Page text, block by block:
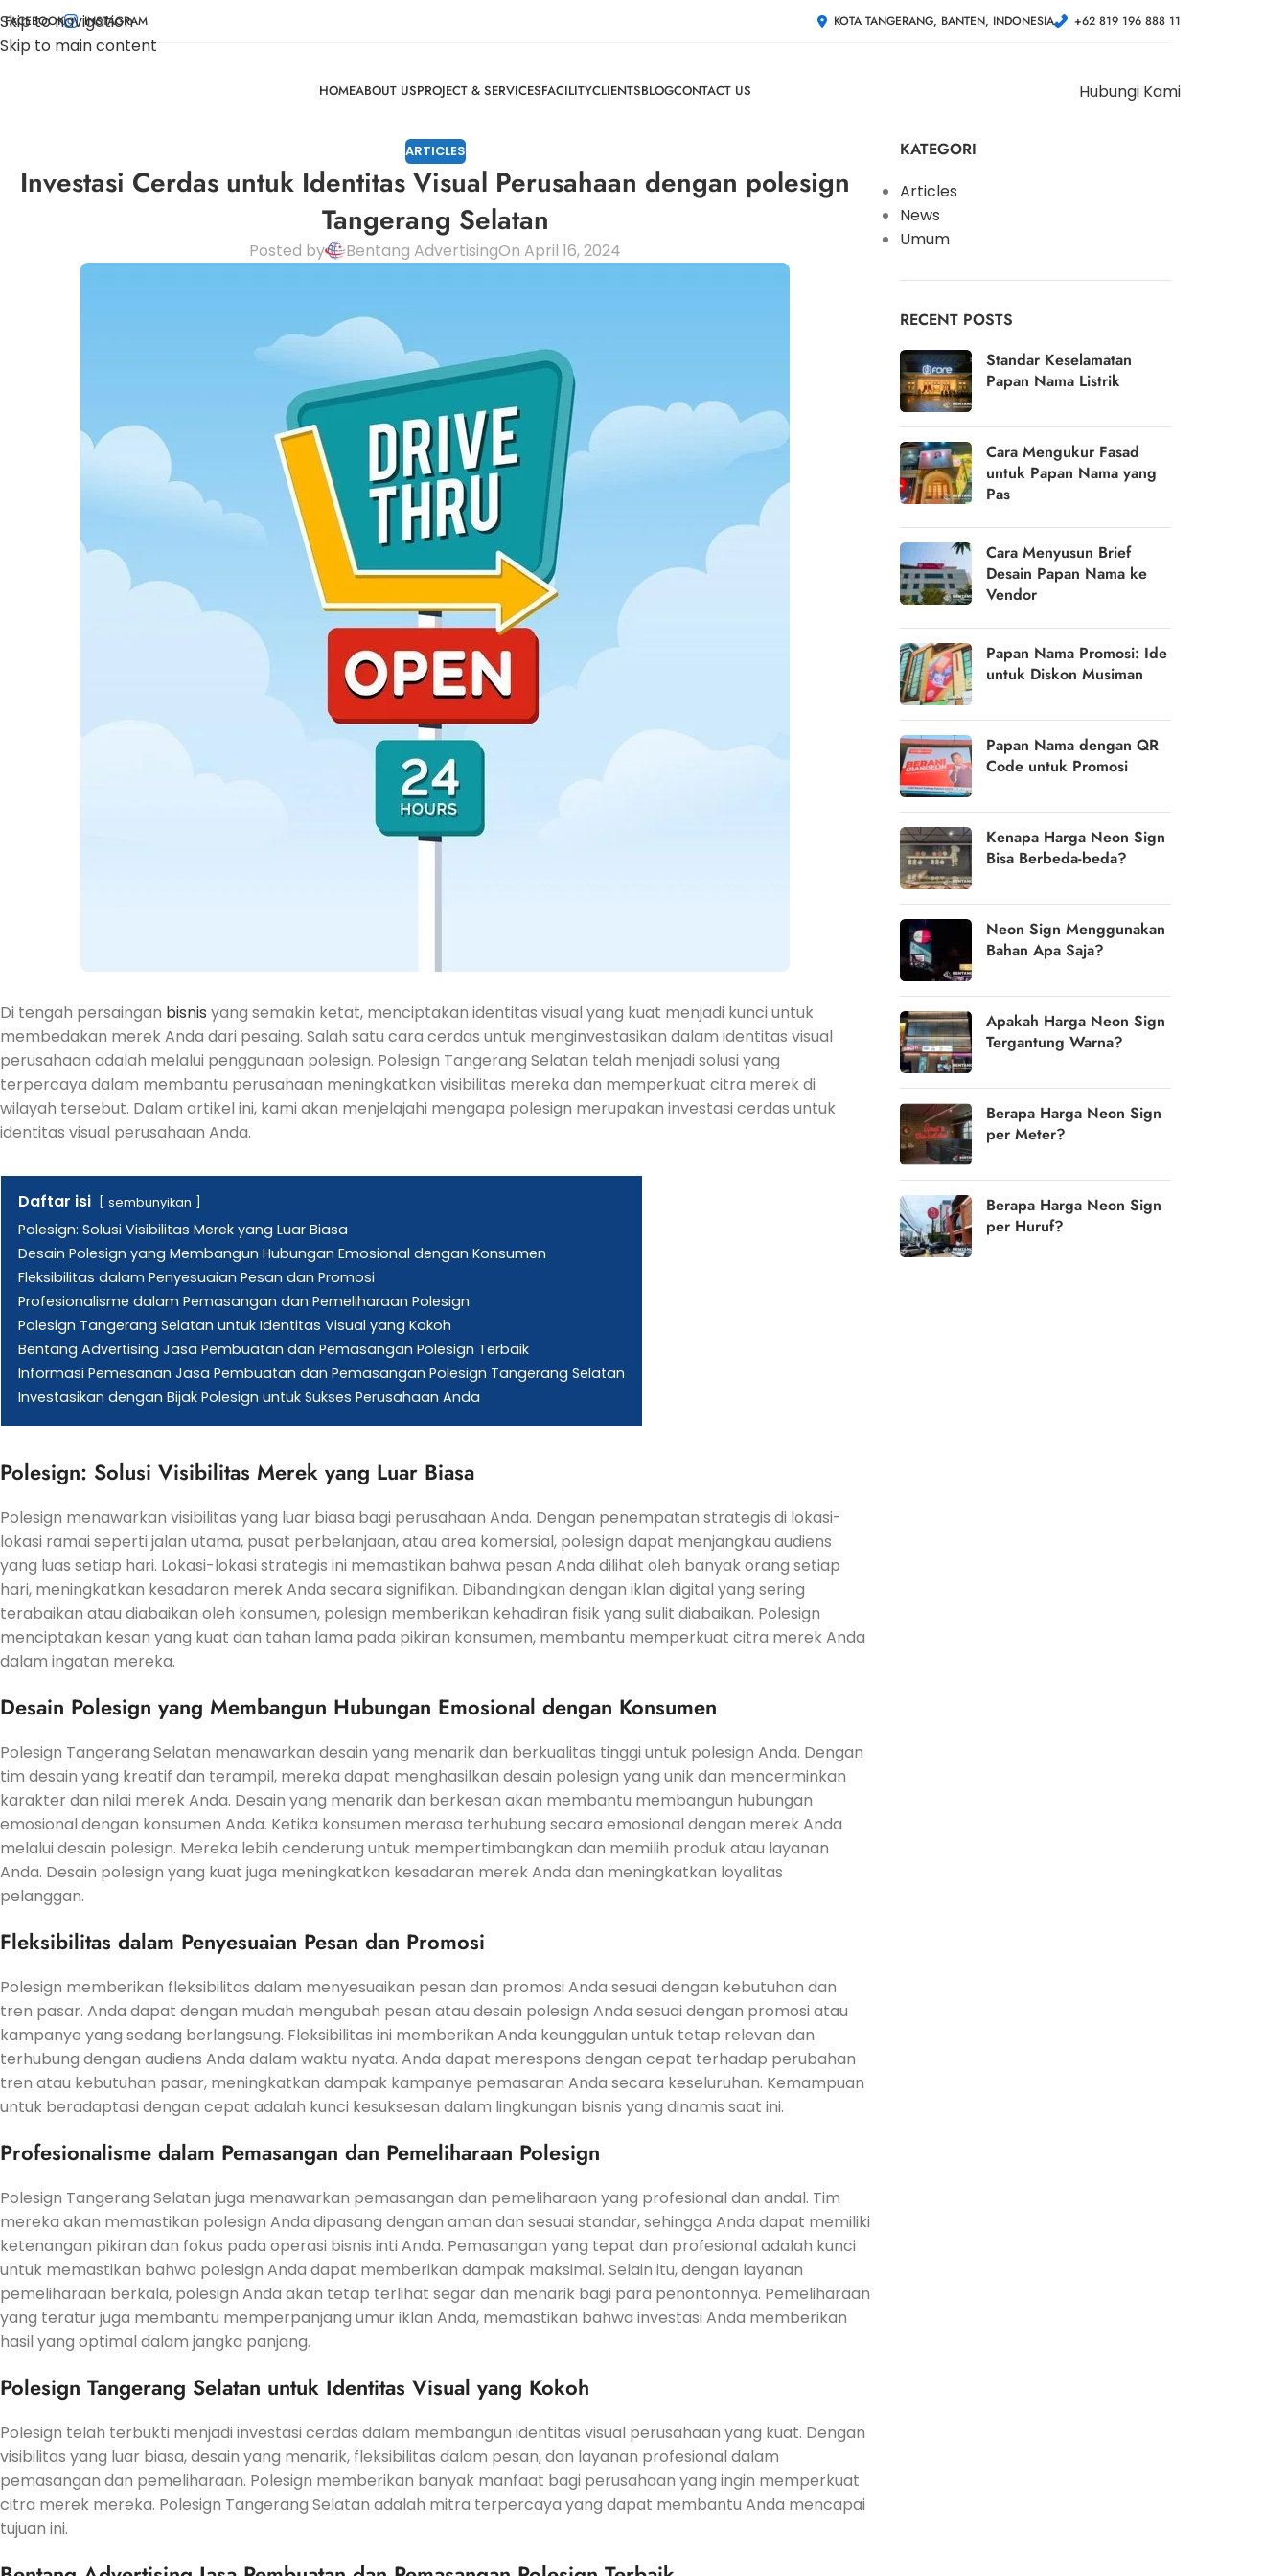
Skip to navigation
Skip to main content
FACEBOOK INSTAGRAM KOTA TANGERANG, BANTEN, INDONESIA +62 819 196 888 11
HOMEABOUT USPROJECT & SERVICESFACILITYCLIENTSBLOGCONTACT US Hubungi Kami
ARTICLES
Investasi Cerdas untuk Identitas Visual Perusahaan dengan polesign
Tangerang Selatan
Posted by Bentang AdvertisingOn April 16, 2024
Di tengah persaingan bisnis yang semakin ketat, menciptakan identitas visual yang kuat menjadi kunci untuk
membedakan merek Anda dari pesaing. Salah satu cara cerdas untuk menginvestasikan dalam identitas visual
perusahaan adalah melalui penggunaan polesign. Polesign Tangerang Selatan telah menjadi solusi yang
terpercaya dalam membantu perusahaan meningkatkan visibilitas mereka dan memperkuat citra merek di
wilayah tersebut. Dalam artikel ini, kami akan menjelajahi mengapa polesign merupakan investasi cerdas untuk
identitas visual perusahaan Anda.
Daftar isi sembunyikan
Polesign: Solusi Visibilitas Merek yang Luar Biasa
Desain Polesign yang Membangun Hubungan Emosional dengan Konsumen
Fleksibilitas dalam Penyesuaian Pesan dan Promosi
Profesionalisme dalam Pemasangan dan Pemeliharaan Polesign
Polesign Tangerang Selatan untuk Identitas Visual yang Kokoh
Bentang Advertising Jasa Pembuatan dan Pemasangan Polesign Terbaik
Informasi Pemesanan Jasa Pembuatan dan Pemasangan Polesign Tangerang Selatan
Investasikan dengan Bijak Polesign untuk Sukses Perusahaan Anda
Polesign: Solusi Visibilitas Merek yang Luar Biasa
Polesign menawarkan visibilitas yang luar biasa bagi perusahaan Anda. Dengan penempatan strategis di lokasi-
lokasi ramai seperti jalan utama, pusat perbelanjaan, atau area komersial, polesign dapat menjangkau audiens
yang luas setiap hari. Lokasi-lokasi strategis ini memastikan bahwa pesan Anda dilihat oleh banyak orang setiap
hari, meningkatkan kesadaran merek Anda secara signifikan. Dibandingkan dengan iklan digital yang sering
terabaikan atau diabaikan oleh konsumen, polesign memberikan kehadiran fisik yang sulit diabaikan. Polesign
menciptakan kesan yang kuat dan tahan lama pada pikiran konsumen, membantu memperkuat citra merek Anda
dalam ingatan mereka.
Desain Polesign yang Membangun Hubungan Emosional dengan Konsumen
Polesign Tangerang Selatan menawarkan desain yang menarik dan berkualitas tinggi untuk polesign Anda. Dengan
tim desain yang kreatif dan terampil, mereka dapat menghasilkan desain polesign yang unik dan mencerminkan
karakter dan nilai merek Anda. Desain yang menarik dan berkesan akan membantu membangun hubungan
emosional dengan konsumen Anda. Ketika konsumen merasa terhubung secara emosional dengan merek Anda
melalui desain polesign. Mereka lebih cenderung untuk mempertimbangkan dan memilih produk atau layanan
Anda. Desain polesign yang kuat juga meningkatkan kesadaran merek Anda dan meningkatkan loyalitas
pelanggan.
Fleksibilitas dalam Penyesuaian Pesan dan Promosi
Polesign memberikan fleksibilitas dalam menyesuaikan pesan dan promosi Anda sesuai dengan kebutuhan dan
tren pasar. Anda dapat dengan mudah mengubah pesan atau desain polesign Anda sesuai dengan promosi atau
kampanye yang sedang berlangsung. Fleksibilitas ini memberikan Anda keunggulan untuk tetap relevan dan
terhubung dengan audiens Anda dalam waktu nyata. Anda dapat merespons dengan cepat terhadap perubahan
tren atau kebutuhan pasar, meningkatkan dampak kampanye pemasaran Anda secara keseluruhan. Kemampuan
untuk beradaptasi dengan cepat adalah kunci kesuksesan dalam lingkungan bisnis yang dinamis saat ini.
Profesionalisme dalam Pemasangan dan Pemeliharaan Polesign
Polesign Tangerang Selatan juga menawarkan pemasangan dan pemeliharaan yang profesional dan andal. Tim
mereka akan memastikan polesign Anda dipasang dengan aman dan sesuai standar, sehingga Anda dapat memiliki
ketenangan pikiran dan fokus pada operasi bisnis inti Anda. Pemasangan yang tepat dan profesional adalah kunci
untuk memastikan bahwa polesign Anda dapat memberikan dampak maksimal. Selain itu, dengan layanan
pemeliharaan berkala, polesign Anda akan tetap terlihat segar dan menarik bagi para penontonnya. Pemeliharaan
yang teratur juga membantu memperpanjang umur iklan Anda, memastikan bahwa investasi Anda memberikan
hasil yang optimal dalam jangka panjang.
Polesign Tangerang Selatan untuk Identitas Visual yang Kokoh
Polesign telah terbukti menjadi investasi cerdas dalam membangun identitas visual perusahaan yang kuat. Dengan
visibilitas yang luar biasa, desain yang menarik, fleksibilitas dalam pesan, dan layanan profesional dalam
pemasangan dan pemeliharaan. Polesign memberikan banyak manfaat bagi perusahaan yang ingin memperkuat
citra merek mereka. Polesign Tangerang Selatan adalah mitra terpercaya yang dapat membantu Anda mencapai
tujuan ini.
KATEGORI
Articles
News
Umum
RECENT POSTS
Standar Keselamatan
Papan Nama Listrik
Cara Mengukur Fasad
untuk Papan Nama yang
Pas
Cara Menyusun Brief
Desain Papan Nama ke
Vendor
Papan Nama Promosi: Ide
untuk Diskon Musiman
Papan Nama dengan QR
Code untuk Promosi
Kenapa Harga Neon Sign
Bisa Berbeda-beda?
Neon Sign Menggunakan
Bahan Apa Saja?
Apakah Harga Neon Sign
Tergantung Warna?
Berapa Harga Neon Sign
per Meter?
Berapa Harga Neon Sign
per Huruf?